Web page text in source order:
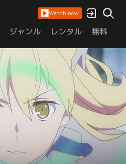
Watch now
ジャンル レンタル 無料